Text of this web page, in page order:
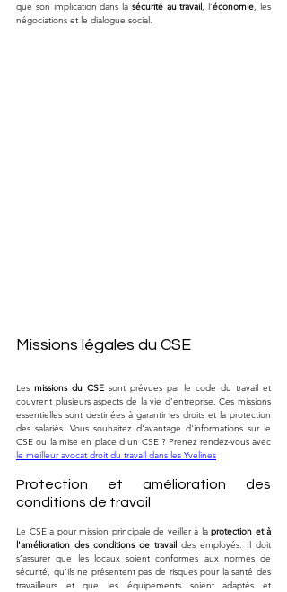
que son implication dans la sécurité au travail, l’économie, les
négociations et le dialogue social.
Missions légales du CSE
Les missions du CSE sont prévues par le code du travail et
couvrent plusieurs aspects de la vie d’entreprise. Ces missions
essentielles sont destinées à garantir les droits et la protection
des salariés. Vous souhaitez d'avantage d'informations sur le
le meilleur avocat droit du travail dans les Yvelines
Protection et amélioration des
conditions de travail
Le CSE a pour mission principale de veiller à la protection et à
l'amélioration des conditions de travail des employés. Il doit
s’assurer que les locaux soient conformes aux normes de
sécurité, qu’ils ne présentent pas de risques pour la santé des
travailleurs et que les équipements soient adaptés et